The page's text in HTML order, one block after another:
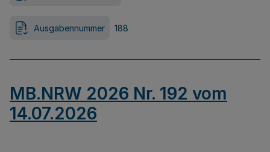
Ausgabennummer 188
MB.NRW 2026 Nr. 192 vom
14.07.2026